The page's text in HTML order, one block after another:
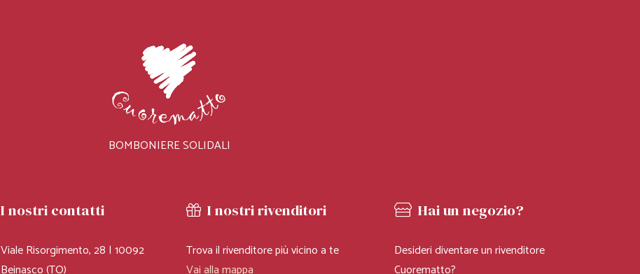
BOMBONIERE SOLIDALI
LINEA LA TIPA
I nostri contatti
Viale Risorgimento, 28 | 10092
Beinasco (TO)
I nostri rivenditori
Trova il rivenditore più vicino a te
Vai alla mappa
Hai un negozio?
Desideri diventare un rivenditore
Cuorematto?